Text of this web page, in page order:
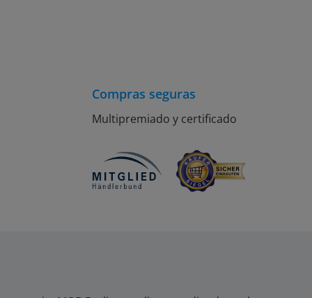
Compras seguras
Multipremiado y certificado